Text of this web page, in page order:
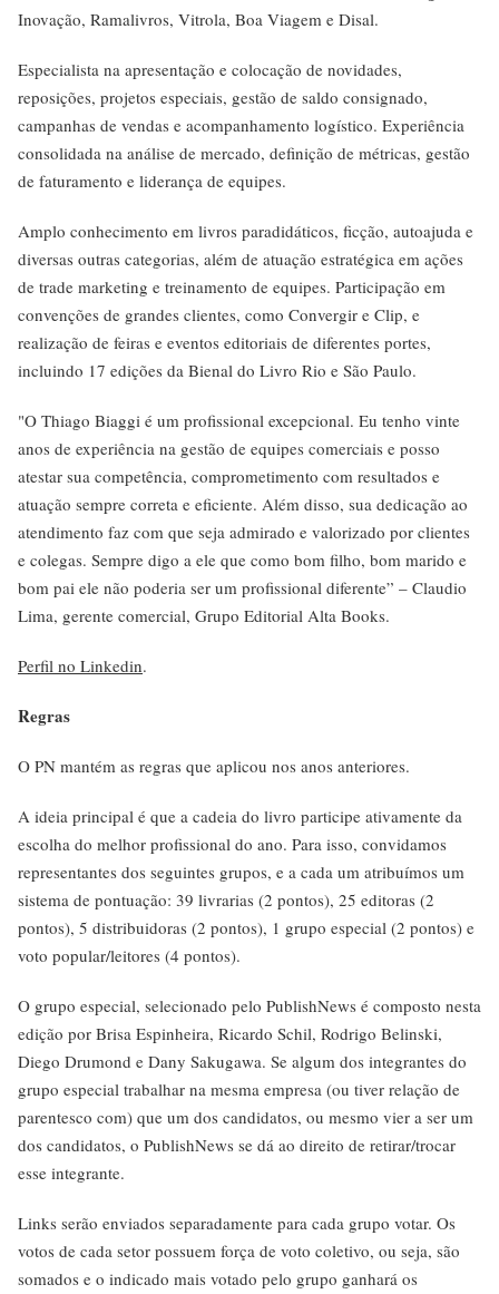
Inovação, Ramalivros, Vitrola, Boa Viagem e Disal.
Especialista na apresentação e colocação de novidades,
reposições, projetos especiais, gestão de saldo consignado,
campanhas de vendas e acompanhamento logístico. Experiência
consolidada na análise de mercado, definição de métricas, gestão
de faturamento e liderança de equipes.
Amplo conhecimento em livros paradidáticos, ficção, autoajuda e
diversas outras categorias, além de atuação estratégica em ações
de trade marketing e treinamento de equipes. Participação em
convenções de grandes clientes, como Convergir e Clip, e
realização de feiras e eventos editoriais de diferentes portes,
incluindo 17 edições da Bienal do Livro Rio e São Paulo.
"O Thiago Biaggi é um profissional excepcional. Eu tenho vinte
anos de experiência na gestão de equipes comerciais e posso
atestar sua competência, comprometimento com resultados e
atuação sempre correta e eficiente. Além disso, sua dedicação ao
atendimento faz com que seja admirado e valorizado por clientes
e colegas. Sempre digo a ele que como bom filho, bom marido e
bom pai ele não poderia ser um profissional diferente” – Claudio
Lima, gerente comercial, Grupo Editorial Alta Books.
Perfil no Linkedin.
Regras
O PN mantém as regras que aplicou nos anos anteriores.
A ideia principal é que a cadeia do livro participe ativamente da
escolha do melhor profissional do ano. Para isso, convidamos
representantes dos seguintes grupos, e a cada um atribuímos um
sistema de pontuação: 39 livrarias (2 pontos), 25 editoras (2
pontos), 5 distribuidoras (2 pontos), 1 grupo especial (2 pontos) e
voto popular/leitores (4 pontos).
O grupo especial, selecionado pelo PublishNews é composto nesta
edição por Brisa Espinheira, Ricardo Schil, Rodrigo Belinski,
Diego Drumond e Dany Sakugawa. Se algum dos integrantes do
grupo especial trabalhar na mesma empresa (ou tiver relação de
parentesco com) que um dos candidatos, ou mesmo vier a ser um
dos candidatos, o PublishNews se dá ao direito de retirar/trocar
esse integrante.
Links serão enviados separadamente para cada grupo votar. Os
votos de cada setor possuem força de voto coletivo, ou seja, são
somados e o indicado mais votado pelo grupo ganhará os